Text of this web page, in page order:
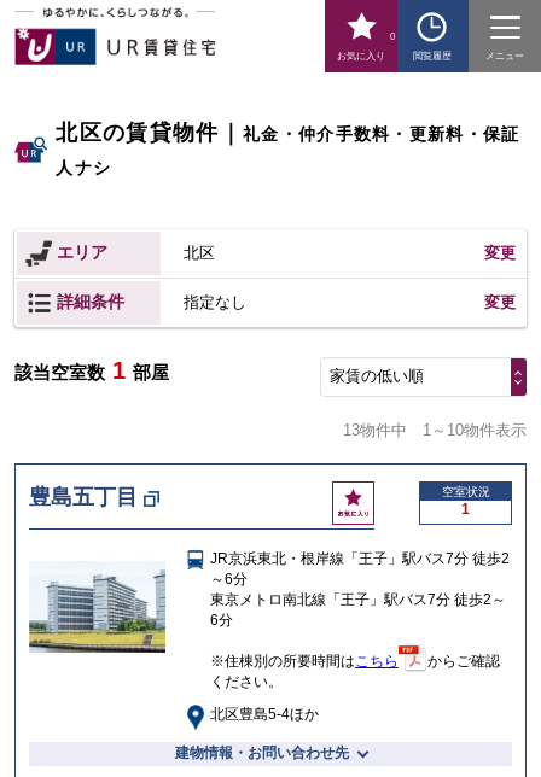
お気に入り
0
閲覧履歴
メニュー
北区の賃貸物件
礼金・仲介手数料・更新料・保証
人ナシ
エリア 北区 変更
詳細条件 指定なし 変更
該当空室数 1 部屋 家賃の低い順
13物件中 1～10物件表示
豊島五丁目
お
気
入
空室状況
1
JR京浜東北・根岸線「王子」駅バス7分 徒歩2
～6分
東京メトロ南北線「王子」駅バス7分 徒歩2～
6分
※住棟別の所要時間はこちら
からご確認
ください。
北区豊島5-4ほか
建物情報・お問い合わせ先